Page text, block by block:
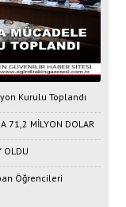
Kurulu Toplandı
71,2 MİLYON DOLAR
OLDU
Öğrencileri